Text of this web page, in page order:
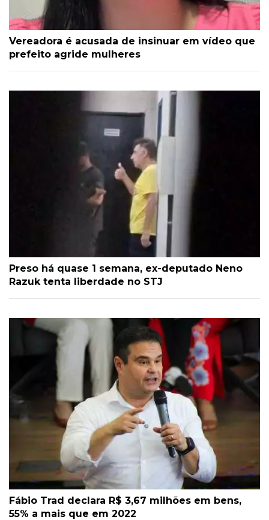
Vereadora é acusada de insinuar em vídeo que
prefeito agride mulheres
Preso há quase 1 semana, ex-deputado Neno
Razuk tenta liberdade no STJ
Fábio Trad declara R$ 3,67 milhões em bens,
55% a mais que em 2022